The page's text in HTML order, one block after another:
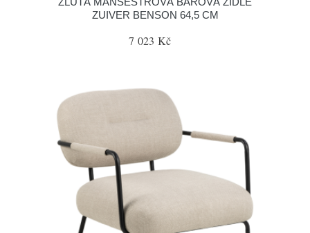
ZUIVER BENSON 64,5 CM
7 023 Kč